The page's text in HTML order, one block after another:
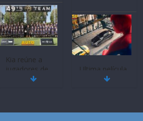
Kia reúne a
jugadores de
fútbol de todo
Ultima película
‘Spider‑Man: